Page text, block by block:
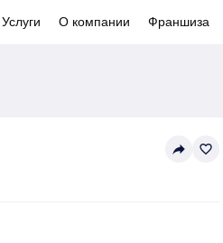
Услуги О компании Франшиза
reply favorite_border